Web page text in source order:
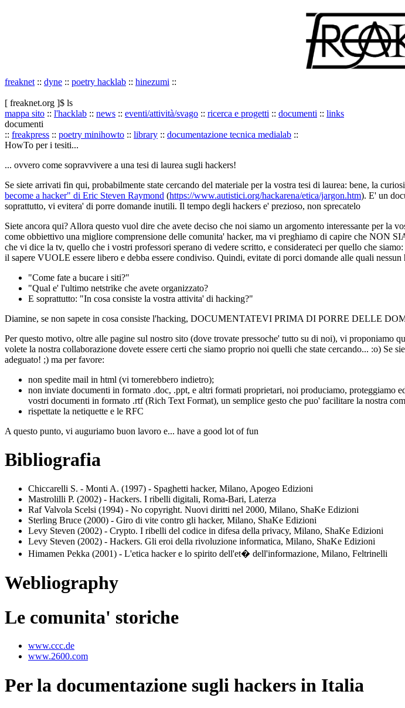
freaknet :: dyne :: poetry hacklab :: hinezumi ::
[ freaknet.org ]$ ls
mappa sito :: l'hacklab :: news :: eventi/attività/svago :: ricerca e progetti :: documenti :: links
documenti
:: freakpress :: poetry minihowto :: library :: documentazione tecnica medialab ::
HowTo per i tesiti...
... ovvero come sopravvivere a una tesi di laurea sugli hackers!
Se siete arrivati fin qui, probabilmente state cercando del materiale per la vostra tesi di laurea: bene, la
become a hacker" di Eric Steven Raymond (https://www.autistici.org/hackarena/etica/jargon.htm). E' un
soprattutto, vi evitera' di porre domande inutili. Il tempo degli hackers e' prezioso, non sprecatelo
Siete ancora qui? Allora questo vuol dire che avete deciso che noi siamo un argomento interessante per
come obbiettivo una migliore comprensione delle comunita' hacker, ma vi preghiamo di capire che
che vi dice la tv, quello che i vostri professori sperano di vedere scritto, e considerateci per quello che
il sapere VUOLE essere libero e debba essere condiviso. Quindi, evitate di porci domande alle quali
"Come fate a bucare i siti?"
"Qual e' l'ultimo netstrike che avete organizzato?
E soprattutto: "In cosa consiste la vostra attivita' di hacking?"
Diamine, se non sapete in cosa consiste l'hacking, DOCUMENTATEVI PRIMA DI PORRE DELLE
Per questo motivo, oltre alle pagine sul nostro sito (dove trovate pressoche' tutto su di noi), vi proponiamo
volete la nostra collaborazione dovete essere certi che siamo proprio noi quelli che state cercando... :o)
adeguato! ;) ma per favore:
non spedite mail in html (vi tornerebbero indietro);
non inviate documenti in formato .doc, .ppt, e altri formati proprietari, noi produciamo, proteggiamo
vostri documenti in formato .rtf (Rich Text Format), un semplice gesto che puo' facilitare la nostra
rispettate la netiquette e le RFC
A questo punto, vi auguriamo buon lavoro e... have a good lot of fun
Bibliografia
Chiccarelli S. - Monti A. (1997) - Spaghetti hacker, Milano, Apogeo Edizioni
Mastrolilli P. (2002) - Hackers. I ribelli digitali, Roma-Bari, Laterza
Raf Valvola Scelsi (1994) - No copyright. Nuovi diritti nel 2000, Milano, ShaKe Edizioni
Sterling Bruce (2000) - Giro di vite contro gli hacker, Milano, ShaKe Edizioni
Levy Steven (2002) - Crypto. I ribelli del codice in difesa della privacy, Milano, ShaKe Edizioni
Levy Steven (2002) - Hackers. Gli eroi della rivoluzione informatica, Milano, ShaKe Edizioni
Himamen Pekka (2001) - L'etica hacker e lo spirito dell'et� dell'informazione, Milano, Feltrinelli
Webliography
Le comunita' storiche
www.ccc.de
www.2600.com
Per la documentazione sugli hackers in Italia